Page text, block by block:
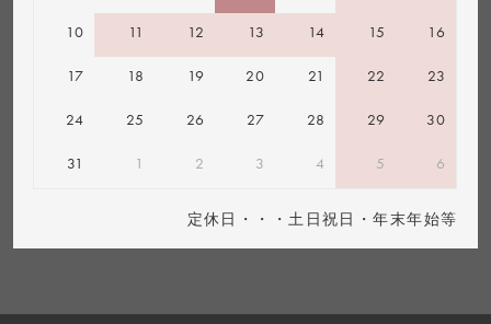
10 11 12 13 14 15 16
17 18 19 20 21 22 23
24 25 26 27 28 29 30
31 1 2 3 4 5 6
定休日・・・土日祝日・年末年始等